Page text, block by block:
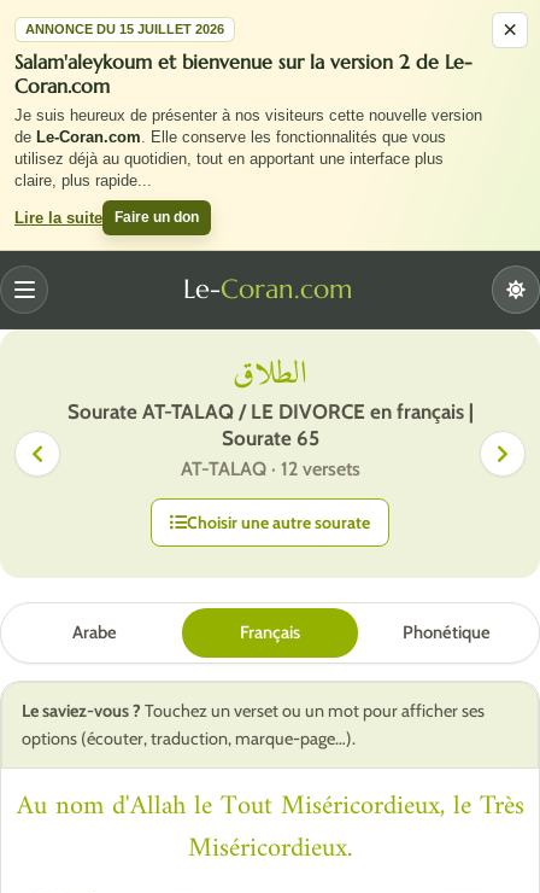
×
ANNONCE DU 15 JUILLET 2026
Salam'aleykoum et bienvenue sur la version 2 de Le-
Coran.com
Je suis heureux de présenter à nos visiteurs cette nouvelle version
de Le-Coran.com. Elle conserve les fonctionnalités que vous
utilisez déjà au quotidien, tout en apportant une interface plus
claire, plus rapide...
Lire la suite Faire un don
Le-Coran.com
Menu
الطلاق
Sourate AT-TALAQ / LE DIVORCE en français |
Sourate 65
AT-TALAQ · 12 versets
Choisir une autre sourate
Arabe Français Phonétique
Le saviez-vous ? Touchez un verset ou un mot pour afficher ses
options (écouter, traduction, marque-page…).
Au nom d'Allah le Tout Miséricordieux, le Très
Miséricordieux.